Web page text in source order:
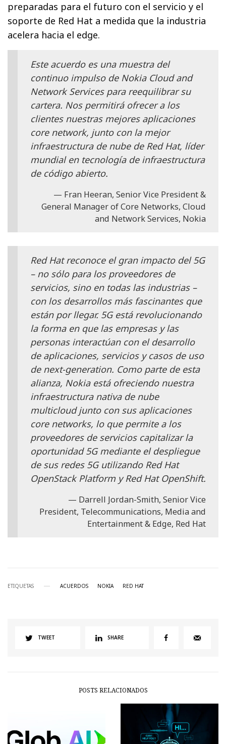
preparadas para el futuro con el servicio y el
soporte de Red Hat a medida que la industria
acelera hacia el edge.
Este acuerdo es una muestra del
continuo impulso de Nokia Cloud and
Network Services para reequilibrar su
cartera. Nos permitirá ofrecer a los
clientes nuestras mejores aplicaciones
core network, junto con la mejor
infraestructura de nube de Red Hat, líder
mundial en tecnología de infraestructura
de código abierto.
Fran Heeran, Senior Vice President &
General Manager of Core Networks, Cloud
and Network Services, Nokia
Red Hat reconoce el gran impacto del 5G
– no sólo para los proveedores de
servicios, sino en todas las industrias –
con los desarrollos más fascinantes que
están por llegar. 5G está revolucionando
la forma en que las empresas y las
personas interactúan con el desarrollo
de aplicaciones, servicios y casos de uso
de next-generation. Como parte de esta
alianza, Nokia está ofreciendo nuestra
infraestructura nativa de nube
multicloud junto con sus aplicaciones
core networks, lo que permite a los
proveedores de servicios capitalizar la
oportunidad 5G mediante el despliegue
de sus redes 5G utilizando Red Hat
OpenStack Platform y Red Hat OpenShift.
Darrell Jordan-Smith, Senior Vice
President, Telecommunications, Media and
Entertainment & Edge, Red Hat
ETIQUETAS ACUERDOS NOKIA RED HAT
TWEET SHARE
POSTS RELACIONADOS